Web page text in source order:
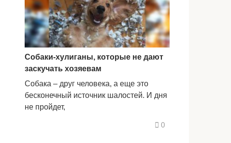
Собаки-хулиганы, которые не дают
заскучать хозяевам
Собака – друг человека, а еще это
бесконечный источник шалостей. И дня
не пройдет,
0